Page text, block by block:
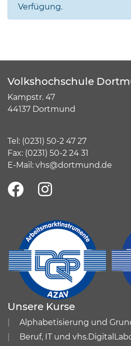
Verfügung.
Volkshochschule
Kampstr. 47
44137 Dortmund
Tel: (0231) 50-2 47 27
Fax: (0231) 50-2 24 31
E-Mail: vhs@dortmund.de
Unsere Kurse
Alphabetisierung und
Beruf, IT und